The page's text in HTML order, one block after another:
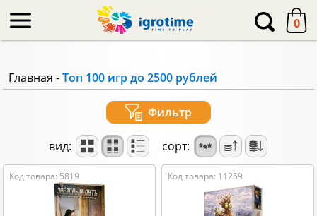
0
Главная - Топ 100 игр до 2500 рублей
Фильтр
вид: сорт:
Код товара: 5819 Код товара: 11259